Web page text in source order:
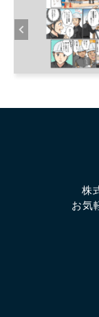
株
お気